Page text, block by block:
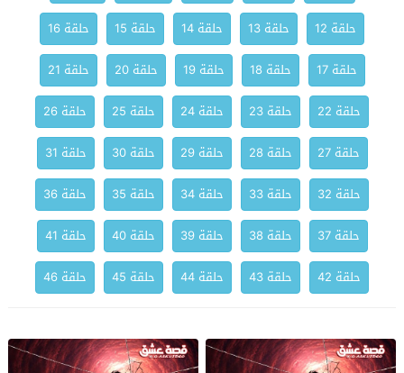
حلقة 12
حلقة 13 حلقة 14 حلقة 15
حلقة 16
حلقة 17
حلقة 18 حلقة 19 حلقة 20
حلقة 21
حلقة 22
حلقة 23 حلقة 24 حلقة 25
حلقة 26
حلقة 27
حلقة 28 حلقة 29 حلقة 30
حلقة 31
حلقة 32
حلقة 33 حلقة 34 حلقة 35
حلقة 36
حلقة 37
حلقة 38 حلقة 39 حلقة 40
حلقة 41
حلقة 42
حلقة 43 حلقة 44 حلقة 45 حلقة 46